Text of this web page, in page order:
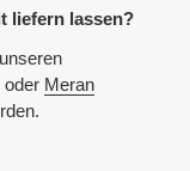
liefern lassen?
oder Meran